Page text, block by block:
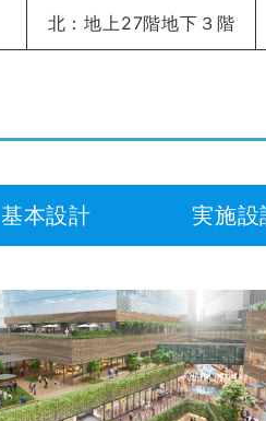
北：地上27階地下３階
基本設計 実施設